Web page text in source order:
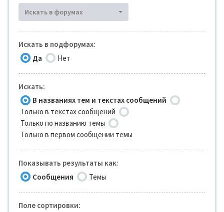
Искать в форумах
Искать в подфорумах:
Да
Нет
Искать:
В названиях тем и текстах сообщений
Только в текстах сообщений
Только по названию темы
Только в первом сообщении темы
Показывать результаты как:
Сообщения
Темы
Поле сортировки: